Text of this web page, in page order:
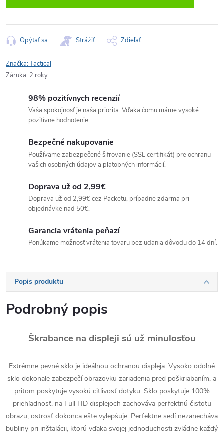
Opýtať sa Strážiť Zdieľať
Značka:Tactical
Záruka: 2 roky
98% pozitívnych recenzií
Vaša spokojnosť je naša priorita. Vďaka čomu máme vysoké
pozitívne hodnotenie.
Bezpečné nakupovanie
Používame zabezpečené šifrovanie (SSL certifikát) pre ochranu
vašich osobných údajov a platobných informácií.
Doprava už od 2,99€
Doprava už od 2,99€ cez Packetu, prípadne zdarma pri
objednávke nad 50€.
Garancia vrátenia peňazí
Ponúkame možnosť vrátenia tovaru bez udania dôvodu do 14 dní.
Popis produktu
Podrobný popis
Škrabance na displeji sú už minulosťou
Extrémne pevné sklo je ideálnou ochranou displeja. Vysoko odolné
sklo dokonale zabezpečí obrazovku zariadenia pred poškriabaním, a
pritom poskytuje vysokú citlivosť dotyku. Sklo poskytuje 100%
priehľadnosť, na Full HD displejoch zachováva perfektnú čistotu
obrazu, ostrosť dokonca ešte vylepšuje. Perfektne sedí nezanecháva
bubliny pri inštalácii, ktorú vďaka svojej jednoduchosti zvládne každý